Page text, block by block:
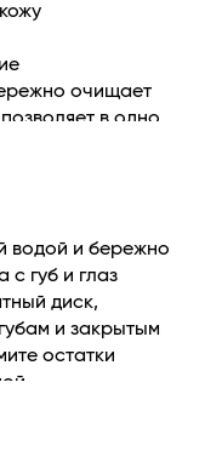
очищает
в одно
губ, очищает
загрязнений, а
кумквата –
насыщает кожу
ее и
водой и бережно
с губ и глаз
диск,
и закрытым
остатки